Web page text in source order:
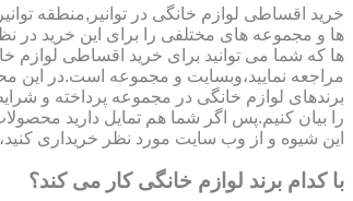
خرید اقساطی لوازم خانگی در توانیر,منطقه توانیر 09123069612 آقای میثم افسری
ها و مجموعه های مختلفی را برای این خرید در
ها که شما می توانید برای خرید اقساطی لوازم
مراجعه نمایید،وبسایت و مجموعه است.در این
برندهای لوازم خانگی در مجموعه پرداخته و
را بیان کنیم.پس اگر شما هم تمایل دارید
این شیوه و از وب سایت مورد نظر خریداری
با کدام برند لوازم خانگی کار می کند؟